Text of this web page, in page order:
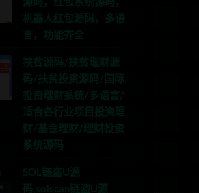
源码，红包系统源码，
机器人红包源码，多语
言，功能齐全
扶贫源码/扶贫理财源
码/扶贫投资源码/国际
投资理财系统/多语言/
适合各行业项目投资理
财/基金理财/理财投资
系统源码
SOL链盗U源
码,solscan链盗U源